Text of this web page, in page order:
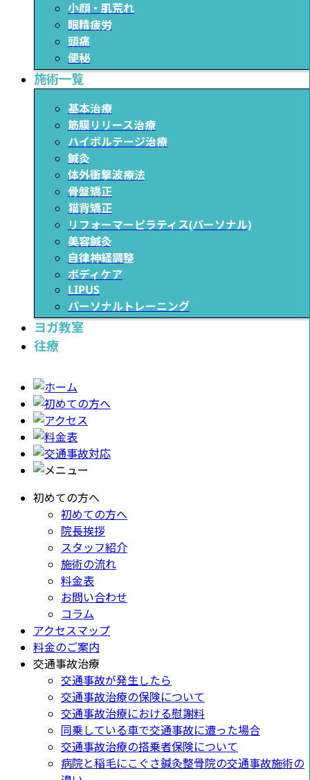
小顔・肌荒れ
眼精疲労
頭痛
便秘
施術一覧
基本治療
筋膜リリース治療
ハイボルテージ治療
鍼灸
体外衝撃波療法
骨盤矯正
猫背矯正
リフォーマーピラティス(パーソナル)
美容鍼灸
自律神経調整
ボディケア
LIPUS
パーソナルトレーニング
ヨガ教室
往療
初めての方へ
初めての方へ
院長挨拶
スタッフ紹介
施術の流れ
料金表
お問い合わせ
コラム
アクセスマップ
料金のご案内
交通事故治療
交通事故が発生したら
交通事故治療の保険について
交通事故治療における慰謝料
同乗している車で交通事故に遭った場合
交通事故治療の搭乗者保険について
病院と稲毛にこぐさ鍼灸整骨院の交通事故施術の